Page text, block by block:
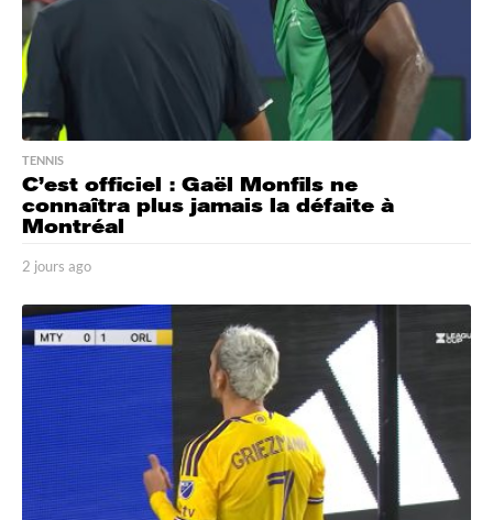
TENNIS
C’est officiel : Gaël Monfils ne
connaîtra plus jamais la défaite à
Montréal
2 jours ago
o
u
r
a
g
o